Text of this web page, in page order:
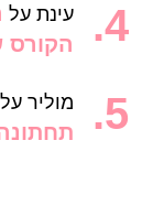
עינת על
הקורס
מוליר על